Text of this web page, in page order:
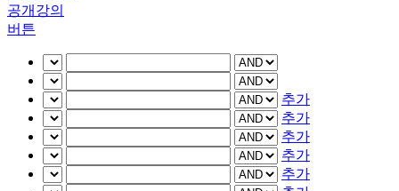
공개강의
버튼
추가
추가
추가
추가
추가